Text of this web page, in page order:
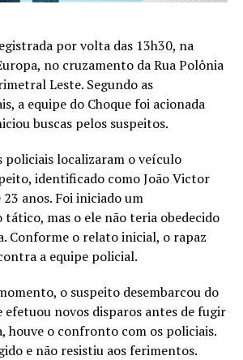
por volta das 13h30, na
no cruzamento da Rua Polônia
Leste. Segundo as
a equipe do Choque foi acionada
buscas pelos suspeitos.
policiais localizaram o veículo
identificado como João Victor
23 anos. Foi iniciado um
mas o ele não teria obedecido
Conforme o relato inicial, o rapaz
a equipe policial.
o suspeito desembarcou do
efetuou novos disparos antes de fugir
houve o confronto com os policiais.
e não resistiu aos ferimentos.